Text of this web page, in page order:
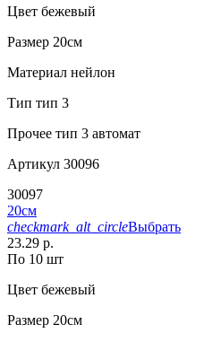
Цвет бежевый
Размер 20см
Материал нейлон
Тип тип 3
Прочее тип 3 автомат
Артикул 30096
30097
20см
checkmark_alt_circleВыбрать
23.29 р.
По 10 шт
Цвет бежевый
Размер 20см